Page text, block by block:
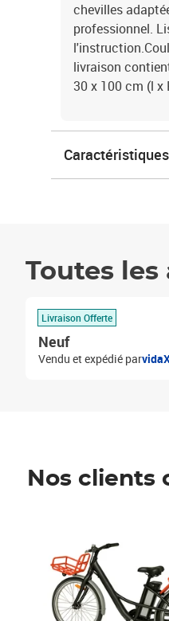
chevilles
professionnel.
livraison
30 x 100 cm (l x
Caractéristiques
Toutes
Livraison Offerte
Neuf
Vendu et expédié par
Nos clients